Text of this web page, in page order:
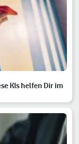
KIs helfen Dir im